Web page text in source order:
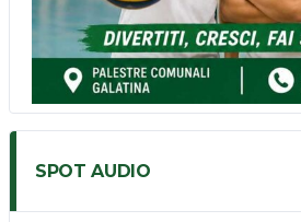
SPOT AUDIO